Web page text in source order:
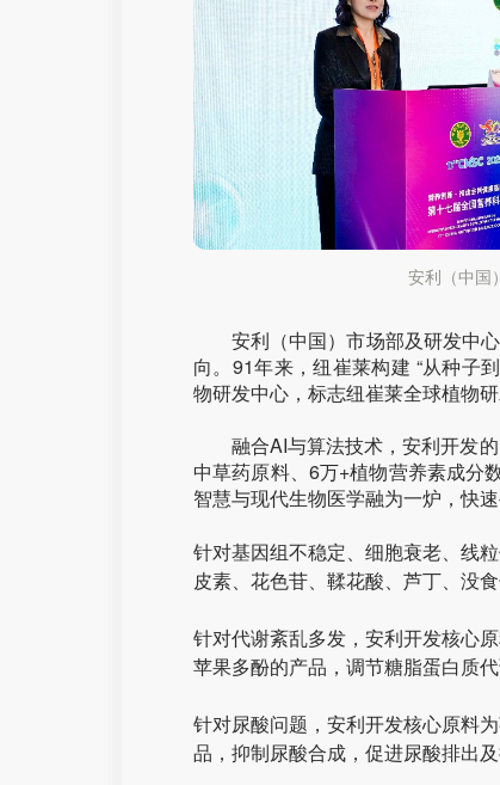
安利（中国
安利（中国）市场部及研发中
向。91年来，纽崔莱构建 “从种子
物研发中心，标志纽崔莱全球植物研
融合AI与算法技术，安利开发
中草药原料、6万+植物营养素成分
智慧与现代生物医学融为一炉，快
针对基因组不稳定、细胞衰老、线
皮素、花色苷、鞣花酸、芦丁、没
针对代谢紊乱多发，安利开发核心
苹果多酚的产品，调节糖脂蛋白质
针对尿酸问题，安利开发核心原料
品，抑制尿酸合成，促进尿酸排出